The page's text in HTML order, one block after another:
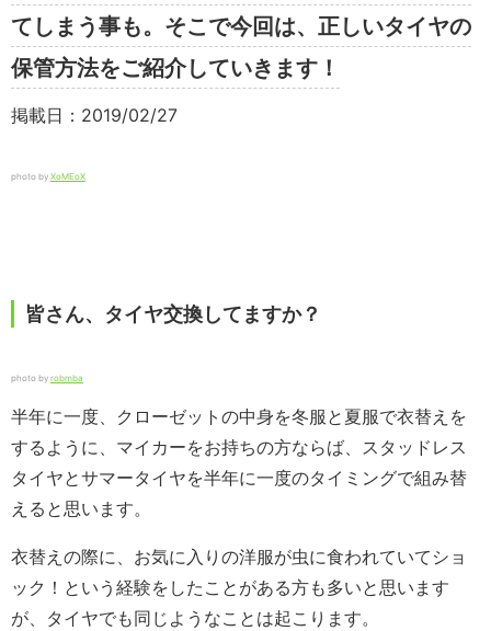
てしまう事も。そこで今回は、正しいタイヤの
保管方法をご紹介していきます！
掲載日：2019/02/27
photo by XoMEoX
皆さん、タイヤ交換してますか？
photo by robmba
半年に一度、クローゼットの中身を冬服と夏服で衣替えを
するように、マイカーをお持ちの方ならば、スタッドレス
タイヤとサマータイヤを半年に一度のタイミングで組み替
えると思います。
衣替えの際に、お気に入りの洋服が虫に食われていてショ
ック！という経験をしたことがある方も多いと思います
が、タイヤでも同じようなことは起こります。